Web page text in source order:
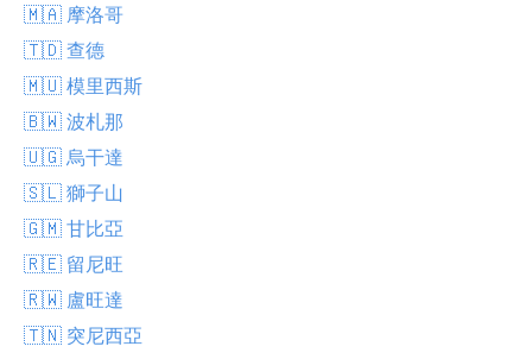
🇲🇦 摩洛哥
🇹🇩 查德
🇲🇺 模里西斯
🇧🇼 波札那
🇺🇬 烏干達
🇸🇱 獅子山
🇬🇲 甘比亞
🇷🇪 留尼旺
🇷🇼 盧旺達
🇹🇳 突尼西亞